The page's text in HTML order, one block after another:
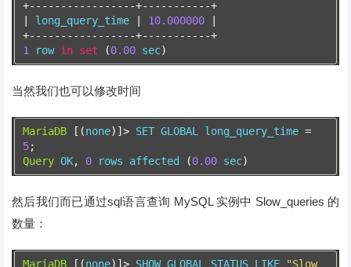
+-----------------+-----------+
long_query_time 10.000000
+-----------------+-----------+
1 row in set (0.00 sec)
当然我们也可以修改时间
MariaDB [(none)]> SET GLOBAL long_query_time =
5;
Query OK, 0 rows affected (0.00 sec)
然后我们而已通过sql语言查询 MySQL 实例中 Slow_queries 的
数量：
MariaDB [(none)]> SHOW GLOBAL STATUS LIKE
"Slow_